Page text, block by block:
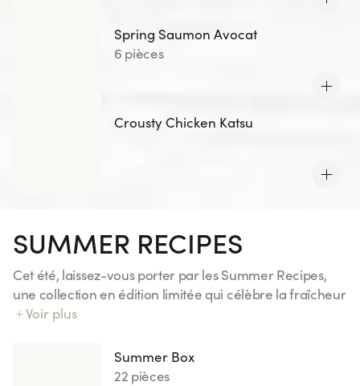
Spring Saumon Avocat
6 pièces
Crousty Chicken Katsu
SUMMER RECIPES
Cet été, laissez-vous porter par les Summer Recipes,
une collection en édition limitée qui célèbre la fraîcheur
et les saveurs ensoleillées. Découvrez des associations
pensées pour accompagner vos envies d’évasion.
Voir plus
Summer Box
22 pièces